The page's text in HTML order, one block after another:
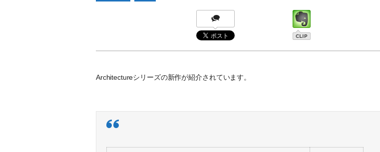
Architectureシリーズの新作が紹介されています。